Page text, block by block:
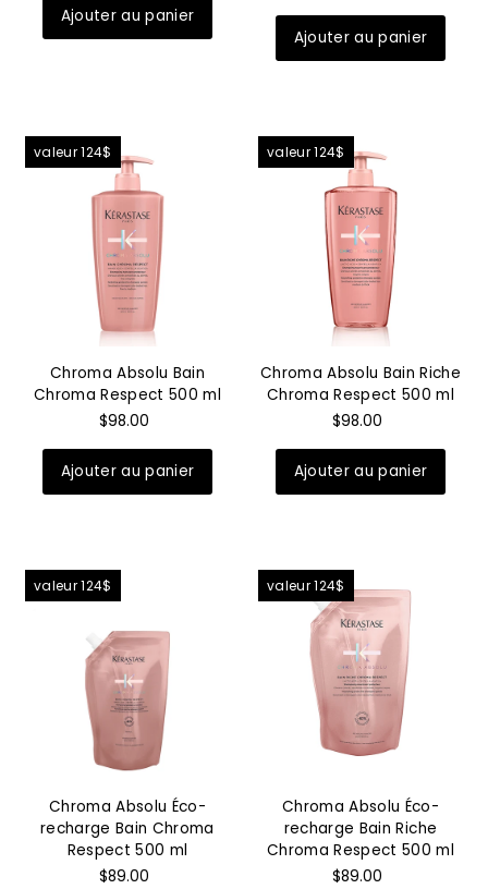
Date, de la plus
récente à la plus
valeur 124$
Chroma Absolu Bain
Chroma Respect 500 ml
$98.00
valeur 124$
Chroma Absolu Bain Riche
Chroma Respect 500 ml
$98.00
valeur 124$
Chroma Absolu Éco-
recharge Bain Chroma
Respect 500 ml
$89.00
valeur 124$
Chroma Absolu Éco-
recharge Bain Riche
Chroma Respect 500 ml
$89.00